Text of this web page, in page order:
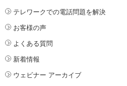
テレワークでの電話問題を解決
お客様の声
よくある質問
新着情報
ウェビナー アーカイブ